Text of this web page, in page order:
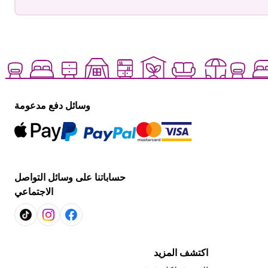
وسائل دفع مدعومة
حساباتنا على وسائل التواصل
الاجتماعي
اكتشف المزيد